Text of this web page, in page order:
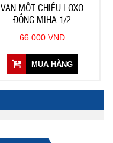
VAN MỘT CHIỀU LOXO
ĐỒNG MIHA 1/2
66.000 VNĐ
MUA HÀNG